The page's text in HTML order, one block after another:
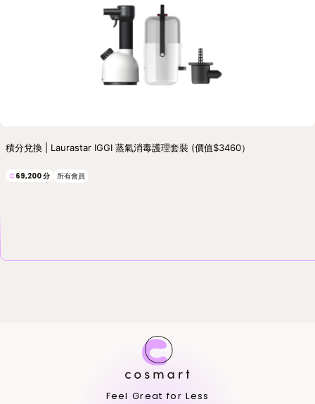
積分兌換 | Laurastar IGGI 蒸氣消毒護理套裝 (價值$3460）
C69,200分 所有會員
Feel Great for Less